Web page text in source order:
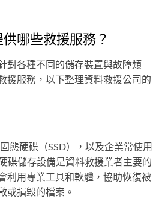
哪些救援服務？
對各種不同的儲存裝置與故障類
援服務，以下整理資料救援公司的
態硬碟（SSD），以及企業常使用
碟儲存設備是資料救援業者主要的
利用專業工具和軟體，協助恢復被
或損毀的檔案。